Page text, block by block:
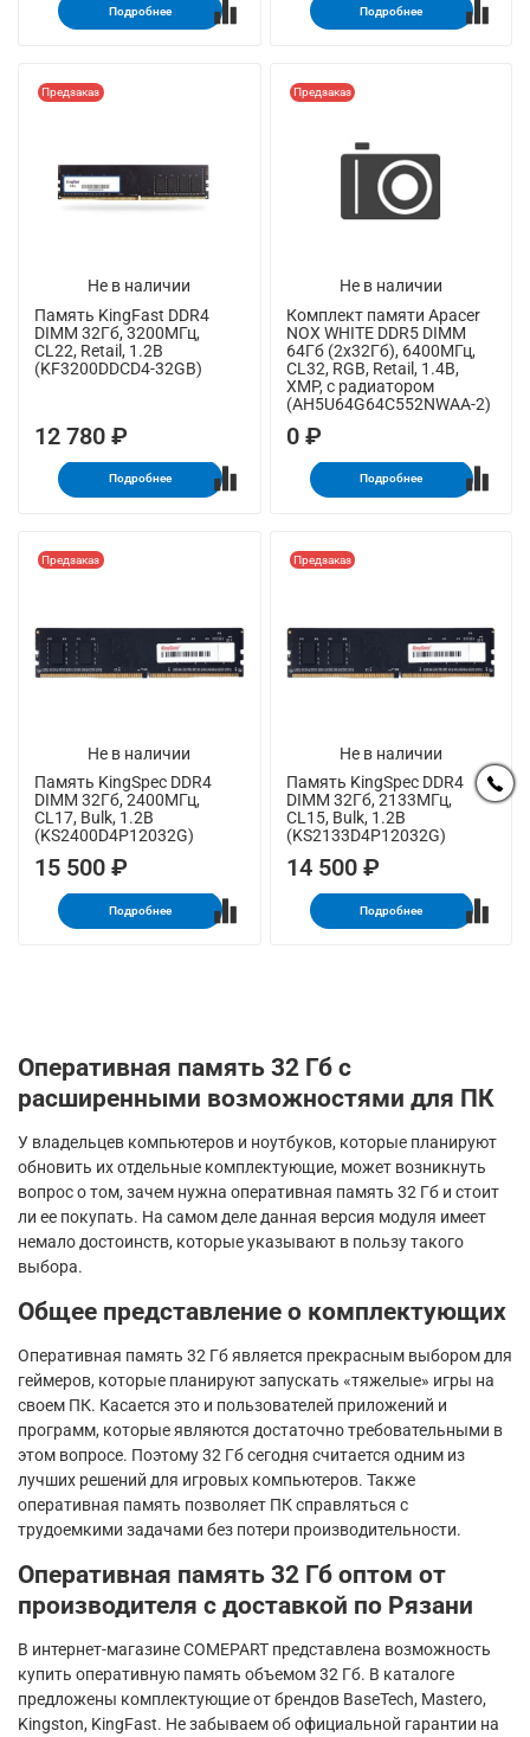
Подробнее Подробнее
Не в наличии
Предзаказ
Память KingFast DDR4
DIMM 32Гб, 3200МГц,
CL22, Retail, 1.2В
(KF3200DDCD4-32GB)
12 780 ₽
Подробнее
Не в наличии
Предзаказ
Комплект памяти Apacer
NOX WHITE DDR5 DIMM
64Гб (2х32Гб), 6400МГц,
CL32, RGB, Retail, 1.4В,
XMP, с радиатором
(AH5U64G64C552NWAA-2)
0 ₽
Подробнее
Не в наличии
Предзаказ
Память KingSpec DDR4
DIMM 32Гб, 2400МГц,
CL17, Bulk, 1.2В
(KS2400D4P12032G)
15 500 ₽
Подробнее
Не в наличии
Предзаказ
Память KingSpec DDR4
DIMM 32Гб, 2133МГц,
CL15, Bulk, 1.2В
(KS2133D4P12032G)
14 500 ₽
Подробнее
Оперативная память 32 Гб с
расширенными возможностями для ПК
У владельцев компьютеров и ноутбуков, которые планируют
обновить их отдельные комплектующие, может возникнуть
вопрос о том, зачем нужна оперативная память 32 Гб и стоит
ли ее покупать. На самом деле данная версия модуля имеет
немало достоинств, которые указывают в пользу такого
выбора.
Общее представление о комплектующих
Оперативная память 32 Гб является прекрасным выбором для
геймеров, которые планируют запускать «тяжелые» игры на
своем ПК. Касается это и пользователей приложений и
программ, которые являются достаточно требовательными в
этом вопросе. Поэтому 32 Гб сегодня считается одним из
лучших решений для игровых компьютеров. Также
оперативная память позволяет ПК справляться с
трудоемкими задачами без потери производительности.
Оперативная память 32 Гб оптом от
производителя с доставкой по Рязани
В интернет-магазине COMEPART представлена возможность
купить оперативную память объемом 32 Гб. В каталоге
предложены комплектующие от брендов BaseTech, Mastero,
Kingston, KingFast. Не забываем об официальной гарантии на